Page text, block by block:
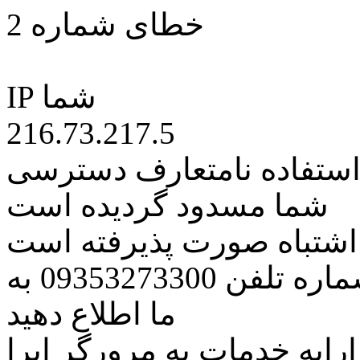
خطای شماره 2
IP شما
216.73.217.5
نامتعارف دسترسی
شما مسدود گردیده است
اشتباه صورت پذیرفته است
مراتب این مسئله را از طریق شماره تلفن 09353273300 به
ما اطلاع دهید
خدمات به مرورگر اپرا